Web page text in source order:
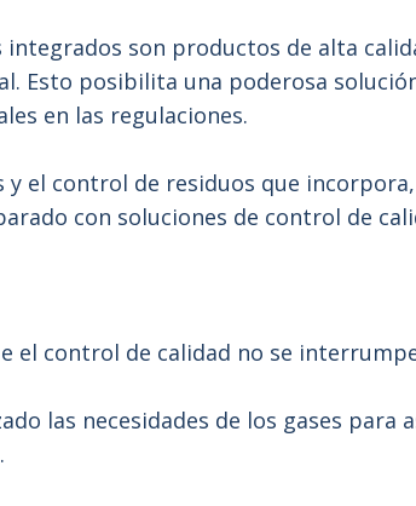
son productos de alta
Esto posibilita una poderosa
en las regulaciones.
y el control de residuos que
con soluciones de control de
el control de calidad no se
las necesidades de los gases